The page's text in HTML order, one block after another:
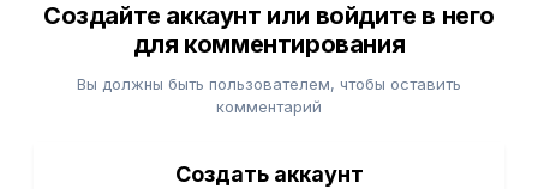
Создайте аккаунт или войдите в него
для комментирования
Вы должны быть пользователем, чтобы оставить
комментарий
Создать аккаунт